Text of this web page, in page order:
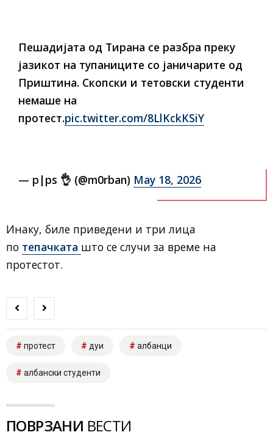
Пешадијата од Тирана се разбра преку
јазикот на тупаниците со јаничарите од
Приштина. Скопски и тетовски студенти
немаше на
протест.pic.twitter.com/8LlKckKSiY
— p|ps 👌 (@m0rban) May 18, 2026
Инаку, биле приведени и три лица
по тепачката што се случи за време на
протестот.
протест дуи албанци
албански студенти
ПОВРЗАНИ ВЕСТИ